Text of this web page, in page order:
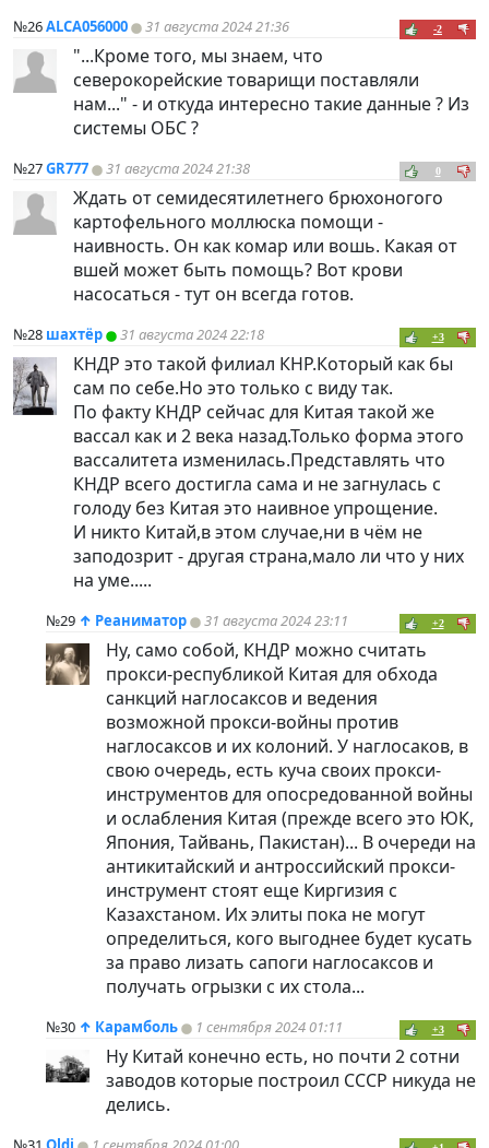
№26ALCA056000 31 августа 2024 21:36 -2
"...Кроме того, мы знаем, что
северокорейские товарищи поставляли
нам..." - и откуда интересно такие данные ? Из
системы ОБС ?
№27GR777 31 августа 2024 21:38 0
Ждать от семидесятилетнего брюхоногого
картофельного моллюска помощи -
наивность. Он как комар или вошь. Какая от
вшей может быть помощь? Вот крови
насосаться - тут он всегда готов.
№28 шахтёр 31 августа 2024 22:18 +3
КНДР это такой филиал КНР.Который как бы
сам по себе.Но это только с виду так.
По факту КНДР сейчас для Китая такой же
вассал как и 2 века назад.Только форма этого
вассалитета изменилась.Представлять что
КНДР всего достигла сама и не загнулась с
голоду без Китая это наивное упрощение.
И никто Китай,в этом случае,ни в чём не
заподозрит - другая страна,мало ли что у них
на уме.....
№29 ↑ Реаниматор 31 августа 2024 23:11 +2
Ну, само собой, КНДР можно считать
прокси-республикой Китая для обхода
санкций наглосаксов и ведения
возможной прокси-войны против
наглосаксов и их колоний. У наглосаков, в
свою очередь, есть куча своих прокси-
инструментов для опосредованной войны
и ослабления Китая (прежде всего это ЮК,
Япония, Тайвань, Пакистан)... В очереди на
антикитайский и антроссийский прокси-
инструмент стоят еще Киргизия с
Казахстаном. Их элиты пока не могут
определиться, кого выгоднее будет кусать
за право лизать сапоги наглосаксов и
получать огрызки с их стола...
№30 ↑ Карамболь 1 сентября 2024 01:11 +3
Ну Китай конечно есть, но почти 2 сотни
заводов которые построил СССР никуда не
делись.